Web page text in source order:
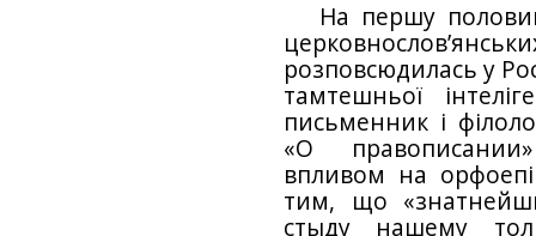
На першу
розповсюдилась у
тамтешньої
письменник і
«О
впливом на
тим, що
стыду нашему